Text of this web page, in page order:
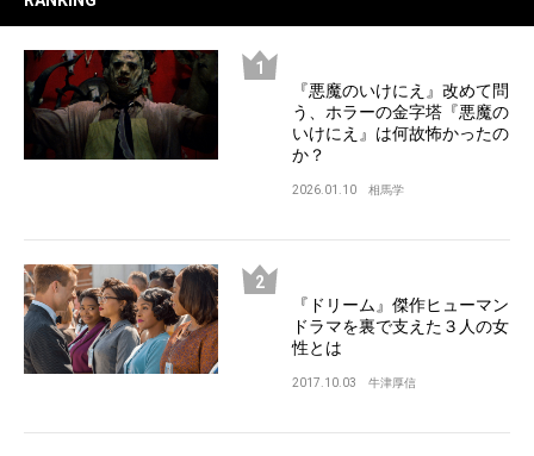
『悪魔のいけにえ』改めて問
う、ホラーの金字塔『悪魔の
いけにえ』は何故怖かったの
か？
2026.01.10 相馬学
『ドリーム』傑作ヒューマン
ドラマを裏で支えた３人の女
性とは
2017.10.03 牛津厚信